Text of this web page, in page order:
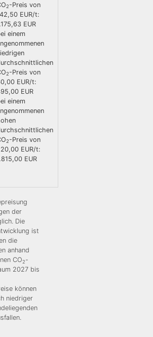
2-Preis von
EUR/t:
EUR
einem
2-Preis von
EUR/t:
EUR
einem
2-Preis von
EUR/t:
EUR
der
Die
ist
die
anhand
CO2-
2027 bis
können
niedriger